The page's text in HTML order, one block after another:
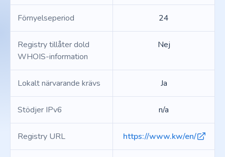
Förnyelseperiod 24
Registry tillåter dold
WHOIS-information
Nej
Lokalt närvarande krävs Ja
Stödjer IPv6 n/a
Registry URL https://www.kw/en/